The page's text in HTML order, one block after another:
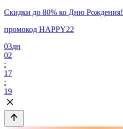
Скидки до 80% ко Дню Рождения!
промокод HAPPY22
03дн
02
:
17
:
19